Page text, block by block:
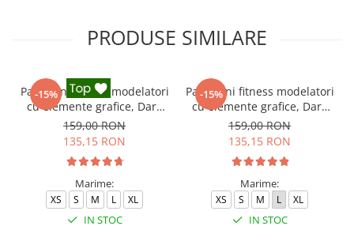
PRODUSE SIMILARE
-15%
Pantaloni fitness modelatori
cu elemente grafice, Dark
Marble, Negru
159,00 RON
135,15 RON
Marime:
XS S M L XL
IN STOC
-15%
Pantaloni fitness modelatori
cu elemente grafice, Dark
Marble, Baby-Pink, Roz
159,00 RON
135,15 RON
Marime:
XS S M L XL
IN STOC